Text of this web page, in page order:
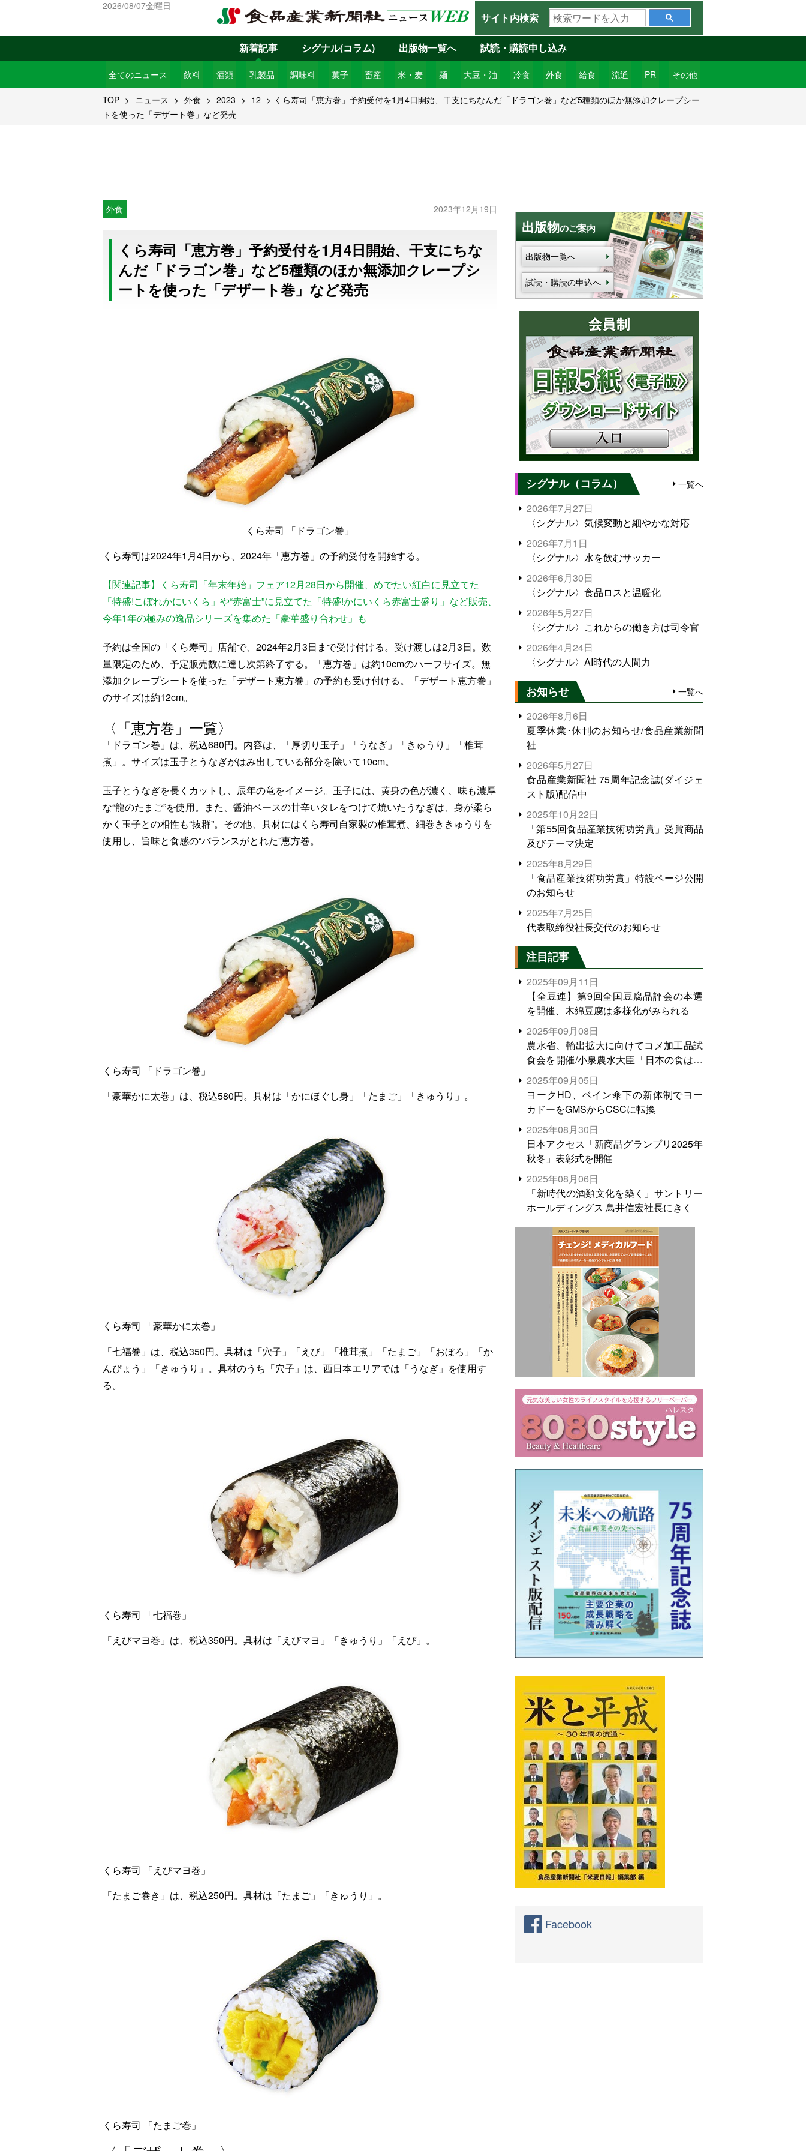
2026/08/07金曜日
サイト内検索
検
索
ワ
ー
ド
を
入
新着記事
全てのニュース 飲料 酒類 乳製品 調味料 菓子 畜産 米・麦 麺 大豆・油 冷食 外食 給食 流通 PR その他
シグナル(コラム) 出版物一覧へ 試読・購読申し込み
TOP ニュース 外食 2023 12
くら寿司「恵方巻」予約受付を1月4日開始、干支にちなんだ「ドラゴン巻」など5種類のほか無添加クレープシー
トを使った「デザート巻」など発売
外食 2023年12月19日
くら寿司「恵方巻」予約受付を1月4日開始、干支にちな
んだ「ドラゴン巻」など5種類のほか無添加クレープシ
ートを使った「デザート巻」など発売
くら寿司 「ドラゴン巻」
くら寿司は2024年1月4日から、2024年「恵方巻」の予約受付を開始する。
【関連記事】くら寿司「年末年始」フェア12月28日から開催、めでたい紅白に見立てた
「特盛!こぼれかにいくら」や“赤富士”に見立てた「特盛!かにいくら赤富士盛り」など販売、
今年1年の極みの逸品シリーズを集めた「豪華盛り合わせ」も
予約は全国の「くら寿司」店舗で、2024年2月3日まで受け付ける。受け渡しは2月3日。数
量限定のため、予定販売数に達し次第終了する。「恵方巻」は約10cmのハーフサイズ。無
添加クレープシートを使った「デザート恵方巻」の予約も受け付ける。「デザート恵方巻」
のサイズは約12cm。
〈「恵方巻」一覧〉
「ドラゴン巻」は、税込680円。内容は、「厚切り玉子」「うなぎ」「きゅうり」「椎茸
煮」。サイズは玉子とうなぎがはみ出している部分を除いて10cm。
玉子とうなぎを長くカットし、辰年の竜をイメージ。玉子には、黄身の色が濃く、味も濃厚
な“龍のたまご”を使用。また、醤油ベースの甘辛いタレをつけて焼いたうなぎは、身が柔ら
かく玉子との相性も“抜群”。その他、具材にはくら寿司自家製の椎茸煮、細巻ききゅうりを
使用し、旨味と食感の“バランスがとれた”恵方巻。
くら寿司 「ドラゴン巻」
「豪華かに太巻」は、税込580円。具材は「かにほぐし身」「たまご」「きゅうり」。
くら寿司 「豪華かに太巻」
「七福巻」は、税込350円。具材は「穴子」「えび」「椎茸煮」「たまご」「おぼろ」「か
んぴょう」「きゅうり」。具材のうち「穴子」は、西日本エリアでは「うなぎ」を使用す
る。
くら寿司 「七福巻」
「えびマヨ巻」は、税込350円。具材は「えびマヨ」「きゅうり」「えび」。
くら寿司 「えびマヨ巻」
「たまご巻き」は、税込250円。具材は「たまご」「きゅうり」。
くら寿司 「たまご巻」
出版物のご案内
出版物一覧へ
試読・購読の申込へ
シグナル（コラム） 一覧へ
2026年7月27日
〈シグナル〉気候変動と細やかな対応
2026年7月1日
〈シグナル〉水を飲むサッカー
2026年6月30日
〈シグナル〉食品ロスと温暖化
2026年5月27日
〈シグナル〉これからの働き方は司令官
2026年4月24日
〈シグナル〉AI時代の人間力
お知らせ 一覧へ
2026年8月6日
夏季休業･休刊のお知らせ/食品産業新聞
社
2026年5月27日
食品産業新聞社 75周年記念誌(ダイジェ
スト版)配信中
2025年10月22日
「第55回食品産業技術功労賞」受賞商品
及びテーマ決定
2025年8月29日
「食品産業技術功労賞」特設ページ公開
のお知らせ
2025年7月25日
代表取締役社長交代のお知らせ
注目記事
2025年09月11日
【全豆連】第9回全国豆腐品評会の本選
を開催、木綿豆腐は多様化がみられる
2025年09月08日
農水省、輸出拡大に向けてコメ加工品試
食会を開催/小泉農水大臣「日本の食は世
界でトップをとれる。米増産に向けて、
米輸出需要の拡大を」
2025年09月05日
ヨークHD、ベイン傘下の新体制でヨー
カドーをGMSからCSCに転換
2025年08月30日
日本アクセス「新商品グランプリ2025年
秋冬」表彰式を開催
2025年08月06日
「新時代の酒類文化を築く」サントリー
ホールディングス 鳥井信宏社長にきく
Facebook